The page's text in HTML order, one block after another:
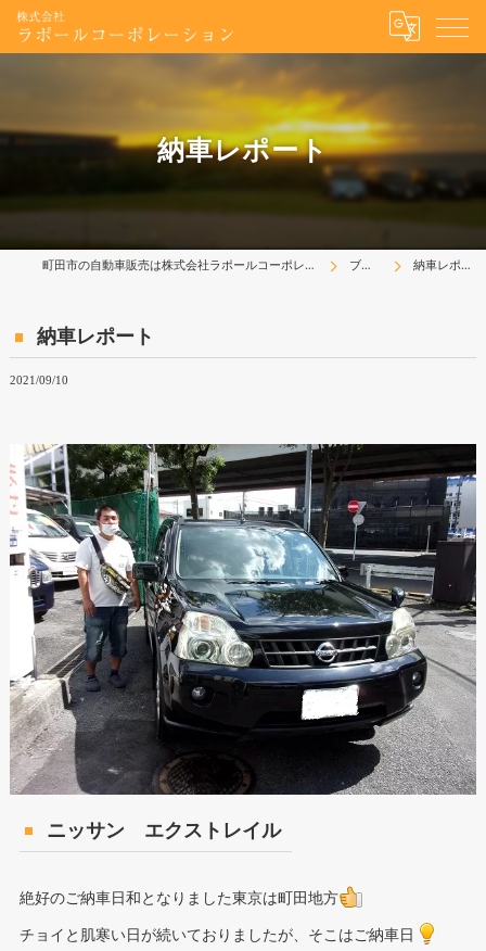
納車レポート
町田市の自動車販売は株式会社ラポールコーポレーション ブログ 納車レポート
納車レポート
2021/09/10
ニッサン エクストレイル
絶好のご納車日和となりました東京は町田地方
チョイと肌寒い日が続いておりましたが、そこはご納車日